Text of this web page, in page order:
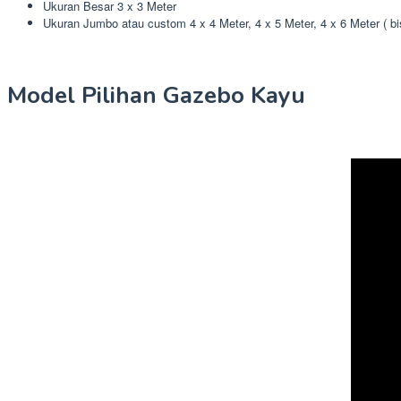
Ukuran Besar 3 x 3 Meter
Ukuran Jumbo atau custom 4 x 4 Meter, 4 x 5 Meter, 4 x 6 Meter (
Model Pilihan Gazebo Kayu